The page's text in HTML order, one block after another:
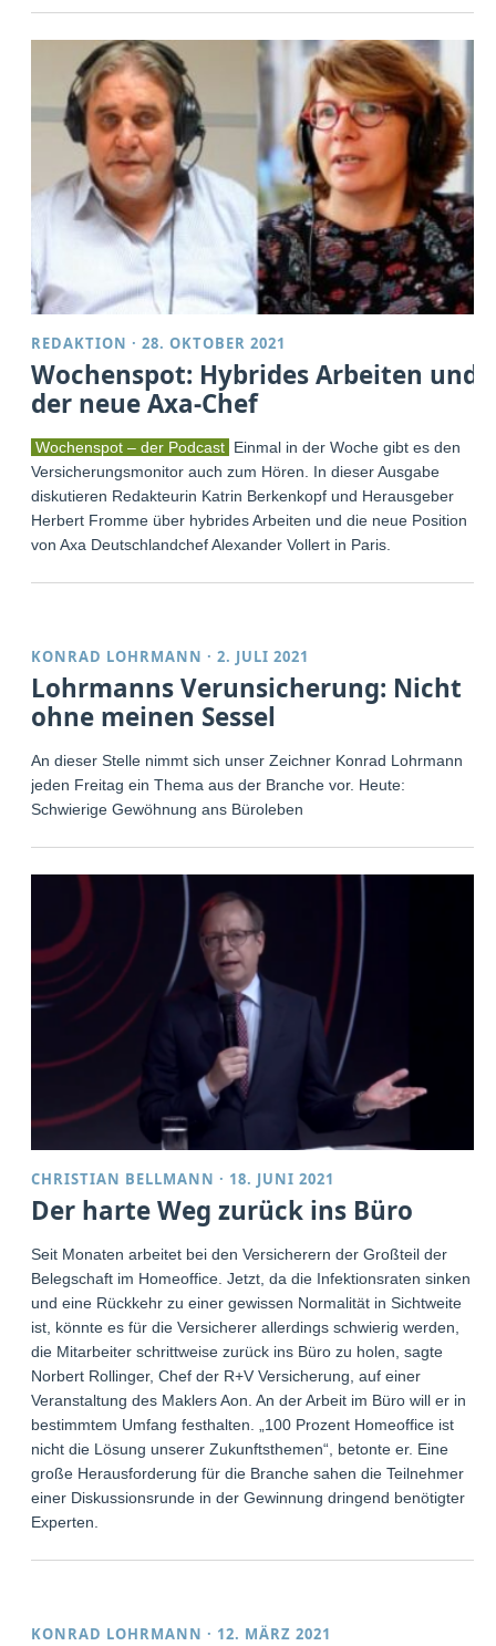
REDAKTION ·28. OKTOBER 2021
Wochenspot: Hybrides Arbeiten und
der neue Axa-Chef
Wochenspot – der Podcast Einmal in der Woche gibt es den
Versicherungsmonitor auch zum Hören. In dieser Ausgabe
diskutieren Redakteurin Katrin Berkenkopf und Herausgeber
Herbert Fromme über hybrides Arbeiten und die neue Position
von Axa Deutschlandchef Alexander Vollert in Paris.
KONRAD LOHRMANN ·2. JULI 2021
Lohrmanns Verunsicherung: Nicht
ohne meinen Sessel
An dieser Stelle nimmt sich unser Zeichner Konrad Lohrmann
jeden Freitag ein Thema aus der Branche vor. Heute:
Schwierige Gewöhnung ans Büroleben
CHRISTIAN BELLMANN · 18. JUNI 2021
Der harte Weg zurück ins Büro
Seit Monaten arbeitet bei den Versicherern der Großteil der
Belegschaft im Homeoffice. Jetzt, da die Infektionsraten sinken
und eine Rückkehr zu einer gewissen Normalität in Sichtweite
ist, könnte es für die Versicherer allerdings schwierig werden,
die Mitarbeiter schrittweise zurück ins Büro zu holen, sagte
Norbert Rollinger, Chef der R+V Versicherung, auf einer
Veranstaltung des Maklers Aon. An der Arbeit im Büro will er in
bestimmtem Umfang festhalten. „100 Prozent Homeoffice ist
nicht die Lösung unserer Zukunftsthemen“, betonte er. Eine
große Herausforderung für die Branche sahen die Teilnehmer
einer Diskussionsrunde in der Gewinnung dringend benötigter
Experten.
KONRAD LOHRMANN · 12. MÄRZ 2021